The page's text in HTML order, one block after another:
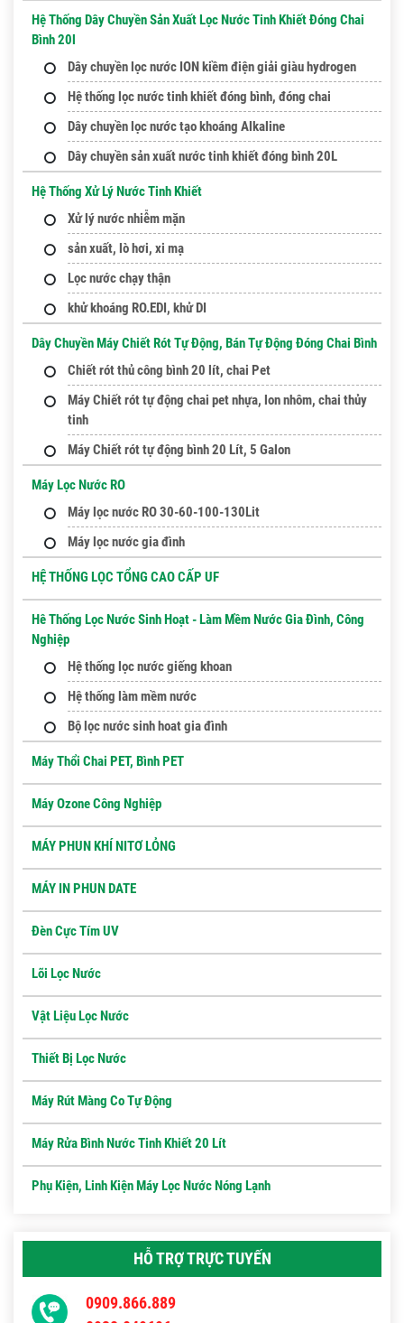
Hệ Thống Dây Chuyền Sản Xuất Lọc Nước Tinh Khiết Đóng Chai
Bình 20l
Dây chuyền lọc nước ION kiềm điện giải giàu hydrogen
Hệ thống lọc nước tinh khiết đóng bình, đóng chai
Dây chuyền lọc nước tạo khoáng Alkaline
Dây chuyền sản xuất nước tinh khiết đóng bình 20L
Hệ Thống Xử Lý Nước Tinh Khiết
Xử lý nước nhiễm mặn
sản xuất, lò hơi, xi mạ
Lọc nước chạy thận
khử khoáng RO.EDI, khử DI
Dây Chuyền Máy Chiết Rót Tự Động, Bán Tự Động Đóng Chai Bình
Chiết rót thủ công bình 20 lít, chai Pet
Máy Chiết rót tự động chai pet nhựa, lon nhôm, chai thủy
tinh
Máy Chiết rót tự động bình 20 Lít, 5 Galon
Máy Lọc Nước RO
Máy lọc nước RO 30-60-100-130Lit
Máy lọc nước gia đình
HỆ THỐNG LỌC TỔNG CAO CẤP UF
Hê Thống Lọc Nước Sinh Hoạt - Làm Mềm Nước Gia Đình, Công
Nghiệp
Hệ thống lọc nước giếng khoan
Hệ thống làm mềm nước
Bộ lọc nước sinh hoat gia đình
Máy Thổi Chai PET, Bình PET
Máy Ozone Công Nghiệp
MÁY PHUN KHÍ NITƠ LỎNG
MÁY IN PHUN DATE
Đèn Cực Tím UV
Lõi Lọc Nước
Vật Liệu Lọc Nước
Thiết Bị Lọc Nước
Máy Rút Màng Co Tự Động
Máy Rửa Bình Nước Tinh Khiết 20 Lít
Phụ Kiện, Linh Kiện Máy Lọc Nước Nóng Lạnh
HỖ TRỢ TRỰC TUYẾN
0909.866.889